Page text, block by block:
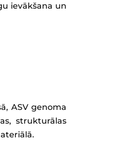
ievākšana un
ASV genoma
strukturālas